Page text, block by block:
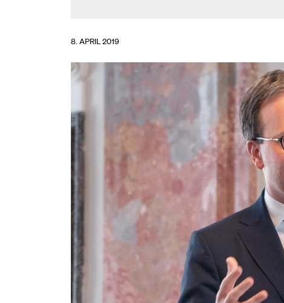
8. APRIL 2019